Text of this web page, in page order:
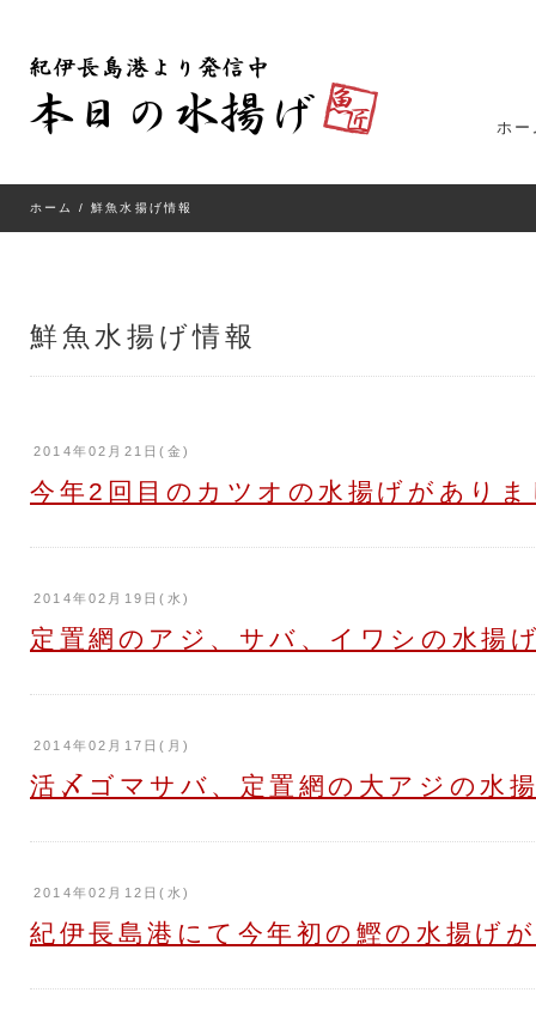
ホー
ホーム / 鮮魚水揚げ情報
鮮魚水揚げ情報
2014年02月21日(金)
今年2回目のカツオの水揚げがあり
2014年02月19日(水)
定置網のアジ、サバ、イワシの水揚
2014年02月17日(月)
活〆ゴマサバ、定置網の大アジの水
2014年02月12日(水)
紀伊長島港にて今年初の鰹の水揚げ